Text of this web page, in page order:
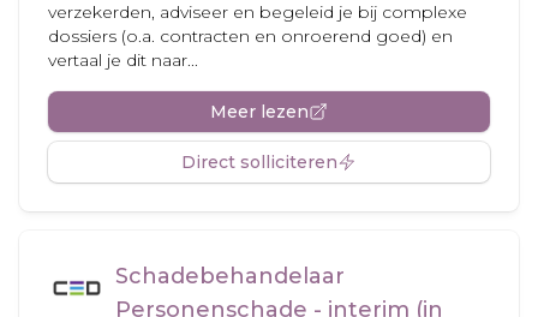
verzekerden, adviseer en begeleid je bij complexe
dossiers (o.a. contracten en onroerend goed) en
vertaal je dit naar...
Meer lezen
Direct solliciteren
Schadebehandelaar
Personenschade - interim (in